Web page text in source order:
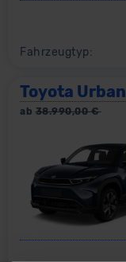
Fahrzeugtyp:
Toyota
ab 38.990,00€